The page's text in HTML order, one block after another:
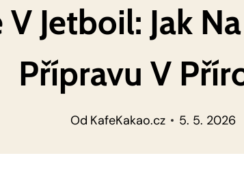
V Jetboil: Jak
Přípravu V
Od KafeKakao.cz 5. 5. 2026